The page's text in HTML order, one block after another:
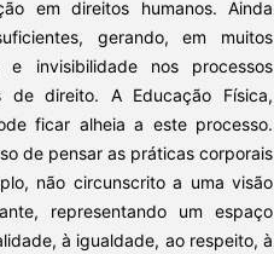
em direitos humanos. Ainda
gerando, em muitos
invisibilidade nos processos
de direito. A Educação Física,
ficar alheia a este processo.
de pensar as práticas corporais
não circunscrito a uma visão
representando um espaço
à igualdade, ao respeito, à